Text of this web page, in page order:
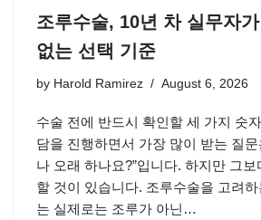
조루수술, 10년 차 실무자
없는 선택 기준
by Harold Ramirez August 6, 2026
수술 전에 반드시 확인할 세 가지 숫
담을 진행하면서 가장 많이 받는 질
나 오래 하나요?”입니다. 하지만 그
할 것이 있습니다. 조루수술을 고려
는 실제로는 조루가 아닌…